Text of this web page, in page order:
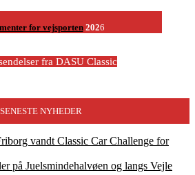
for vejsporten2026
fra DASU Classic
SENESTE NYHEDER
vandt Classic Car Challenge for
på Juelsmindehalvøen og langs Vejle